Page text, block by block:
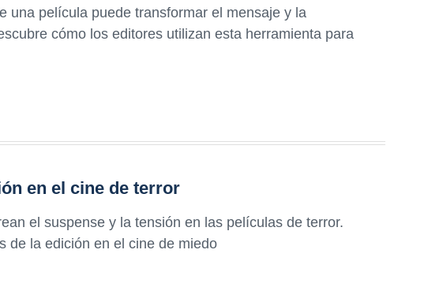
una película puede transformar el mensaje y la
cómo los editores utilizan esta herramienta para
en el cine de terror
el suspense y la tensión en las películas de terror.
de la edición en el cine de miedo